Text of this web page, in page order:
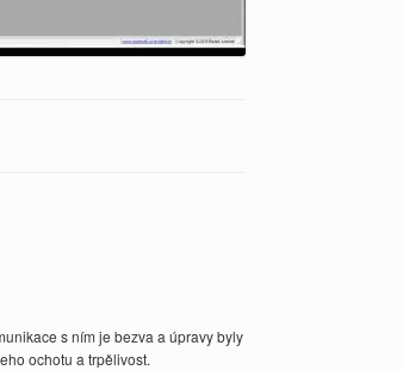
s ním je bezva a úpravy byly
ochotu a trpělivost.